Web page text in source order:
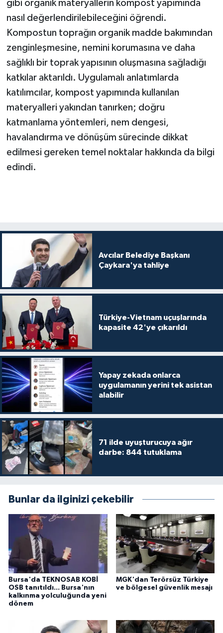
gibi organik materyallerin kompost yapımında
nasıl değerlendirilebileceğini öğrendi.
Kompostun toprağın organik madde bakımından
zenginleşmesine, nemini korumasına ve daha
sağlıklı bir toprak yapısının oluşmasına sağladığı
katkılar aktarıldı. Uygulamalı anlatımlarda
katılımcılar, kompost yapımında kullanılan
materyalleri yakından tanırken; doğru
katmanlama yöntemleri, nem dengesi,
havalandırma ve dönüşüm sürecinde dikkat
edilmesi gereken temel noktalar hakkında da bilgi
edindi.
Avcılar Belediye Başkanı
Çaykara'ya tahliye
Türkiye-Vietnam uçuşlarında
kapasite 42'ye çıkarıldı
Yapay zekada onlarca
uygulamanın yerini tek asistan
alabilir
71 ilde uyuşturucuya ağır
darbe: 844 tutuklama
Bunlar da ilginizi çekebilir
Bursa'da TEKNOSAB KOBİ
OSB tanıtıldı... Bursa'nın
kalkınma yolculuğunda yeni
dönem
MGK'dan Terörsüz Türkiye
ve bölgesel güvenlik mesajı